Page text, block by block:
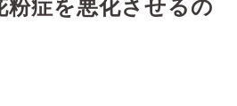
粉症を悪化させるの